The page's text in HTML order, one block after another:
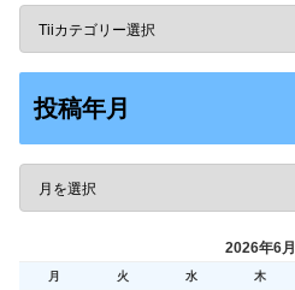
投稿年月
2026年6月
月 火 水 木